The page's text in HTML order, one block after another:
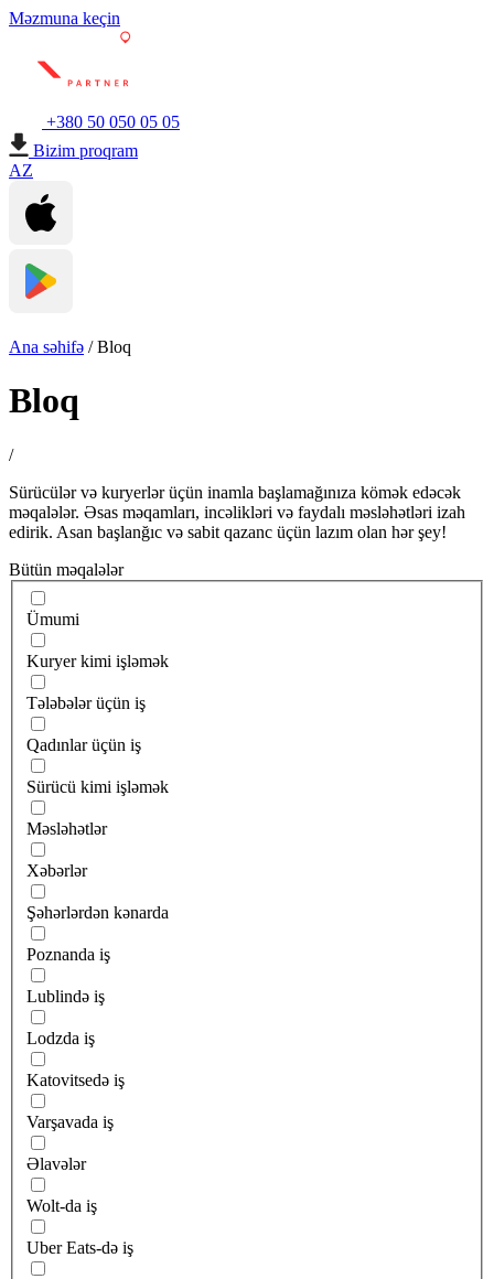
Məzmuna keçin
+380 50 050 05 05
Bizim proqram
AZ
Ana səhifə /Bloq
Bloq
/
Sürücülər və kuryerlər üçün inamla başlamağınıza kömək edəcək
məqalələr. Əsas məqamları, incəlikləri və faydalı məsləhətləri izah
edirik. Asan başlanğıc və sabit qazanc üçün lazım olan hər şey!
Bütün məqalələr
Ümumi
Kuryer kimi işləmək
Tələbələr üçün iş
Qadınlar üçün iş
Sürücü kimi işləmək
Məsləhətlər
Xəbərlər
Şəhərlərdən kənarda
Poznanda iş
Lublində iş
Lodzda iş
Katovitsedə iş
Varşavada iş
Əlavələr
Wolt-da iş
Uber Eats-də iş